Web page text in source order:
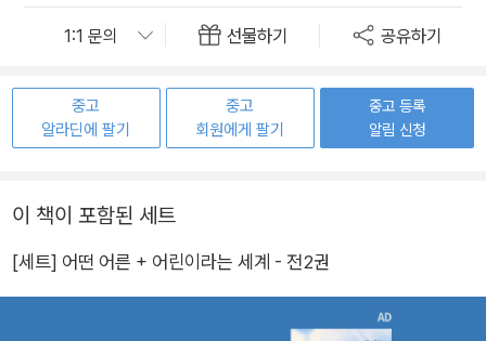
선물하기 공유하기
중고
알라딘에 팔기
중고
회원에게 팔기
중고 등록
알림 신청
이 책이 포함된 세트
[세트] 어떤 어른 + 어린이라는 세계 - 전2권